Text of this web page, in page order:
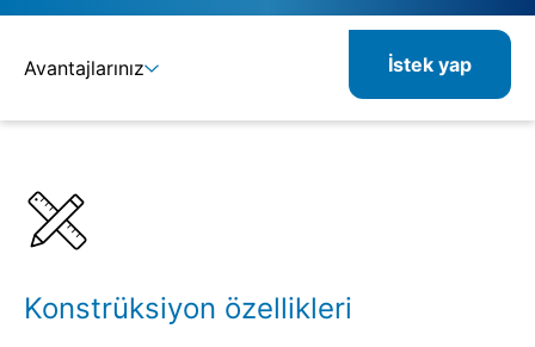
Avantajlarınız
İlgili ürünler
İstek yap
Konstrüksiyon özellikleri